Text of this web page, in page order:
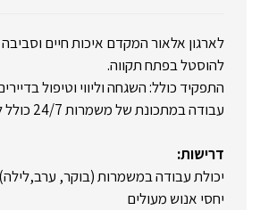
לארגון אלאור המקדם איכות חיים
להוסטל בפתח תקווה.
התפקיד כולל: השגחה וליווי וטיפול
עבודה במתכונת של משמרות 24/7 כולל לילות וסופ"שים.
דרישות:
יכולת עבודה במשמרות (בוקר, ערב,לילה)
יחסי אנוש מעולים